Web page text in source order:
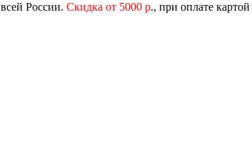
России. Скидка от 5000 р., при оплате картой